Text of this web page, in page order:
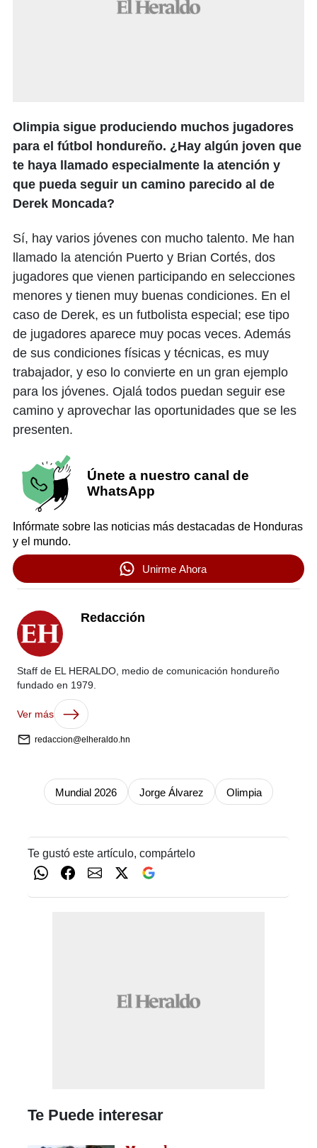
Olimpia sigue produciendo muchos jugadores
para el fútbol hondureño. ¿Hay algún joven que
te haya llamado especialmente la atención y
que pueda seguir un camino parecido al de
Derek Moncada?
Sí, hay varios jóvenes con mucho talento. Me han
llamado la atención Puerto y Brian Cortés, dos
jugadores que vienen participando en selecciones
menores y tienen muy buenas condiciones. En el
caso de Derek, es un futbolista especial; ese tipo
de jugadores aparece muy pocas veces. Además
de sus condiciones físicas y técnicas, es muy
trabajador, y eso lo convierte en un gran ejemplo
para los jóvenes. Ojalá todos puedan seguir ese
camino y aprovechar las oportunidades que se les
presenten.
Únete a nuestro canal de
WhatsApp
Infórmate sobre las noticias más destacadas de Honduras
y el mundo.
Unirme Ahora
Redacción
Staff de EL HERALDO, medio de comunicación hondureño
fundado en 1979.
Ver más
redaccion@elheraldo.hn
Mundial 2026 Jorge Álvarez Olimpia
Te gustó este artículo, compártelo
Te Puede interesar